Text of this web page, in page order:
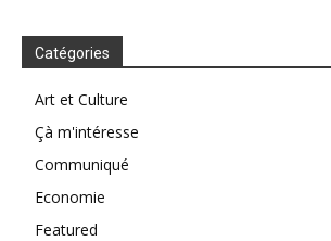
Catégories
Art et Culture
Çà m'intéresse
Communiqué
Economie
Featured